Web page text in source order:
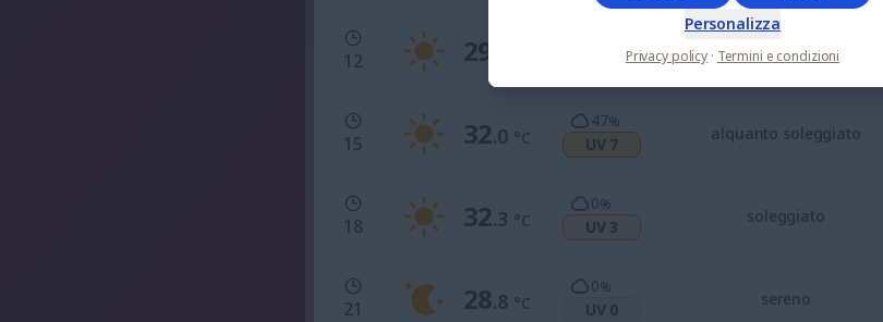
12 29 alquanto soleggiato
15 32.0 °C
47%
UV 7
alquanto soleggiato
18 32.3 °C
0%
UV 3
soleggiato
21 28.8 °C
0%
UV 0
sereno
Personalizza
Privacy policy · Termini e condizioni